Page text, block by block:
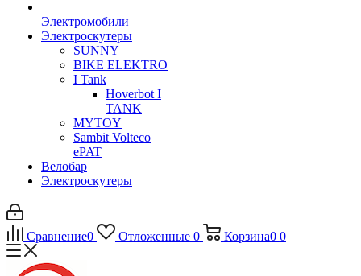
Электромобили
Электроскутеры
SUNNY
BIKE ELEKTRO
I Tank
Hoverbot I
TANK
MYTOY
Sambit Volteco
ePAT
Велобар
Электроскутеры
Сравнение0 Отложенные 0 Корзина0 0